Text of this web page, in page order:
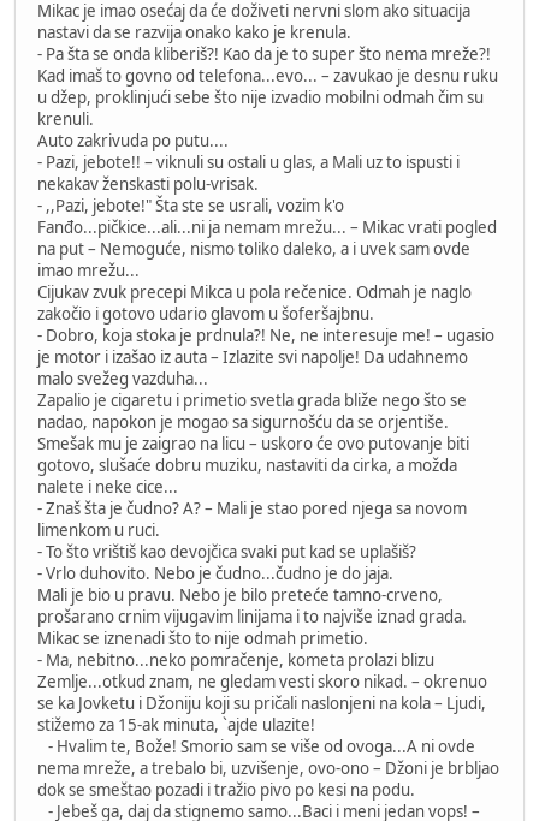
Mikac je imao osećaj da će doživeti nervni slom ako situacija
nastavi da se razvija onako kako je krenula.
- Pa šta se onda kliberiš?! Kao da je to super što nema mreže?!
Kad imaš to govno od telefona...evo... – zavukao je desnu ruku
u džep, proklinjući sebe što nije izvadio mobilni odmah čim su
krenuli.
Auto zakrivuda po putu....
- Pazi, jebote!! – viknuli su ostali u glas, a Mali uz to ispusti i
nekakav ženskasti polu-vrisak.
- ,,Pazi, jebote!" Šta ste se usrali, vozim k'o
Fanđo...pičkice...ali...ni ja nemam mrežu... – Mikac vrati pogled
na put – Nemoguće, nismo toliko daleko, a i uvek sam ovde
imao mrežu...
Cijukav zvuk precepi Mikca u pola rečenice. Odmah je naglo
zakočio i gotovo udario glavom u šoferšajbnu.
- Dobro, koja stoka je prdnula?! Ne, ne interesuje me! – ugasio
je motor i izašao iz auta – Izlazite svi napolje! Da udahnemo
malo svežeg vazduha...
Zapalio je cigaretu i primetio svetla grada bliže nego što se
nadao, napokon je mogao sa sigurnošću da se orjentiše.
Smešak mu je zaigrao na licu – uskoro će ovo putovanje biti
gotovo, slušaće dobru muziku, nastaviti da cirka, a možda
nalete i neke cice...
- Znaš šta je čudno? A? – Mali je stao pored njega sa novom
limenkom u ruci.
- To što vrištiš kao devojčica svaki put kad se uplašiš?
- Vrlo duhovito. Nebo je čudno...čudno je do jaja.
Mali je bio u pravu. Nebo je bilo preteće tamno-crveno,
prošarano crnim vijugavim linijama i to najviše iznad grada.
Mikac se iznenadi što to nije odmah primetio.
- Ma, nebitno...neko pomračenje, kometa prolazi blizu
Zemlje...otkud znam, ne gledam vesti skoro nikad. – okrenuo
se ka Jovketu i Džoniju koji su pričali naslonjeni na kola – Ljudi,
stižemo za 15-ak minuta, `ajde ulazite!
- Hvalim te, Bože! Smorio sam se više od ovoga...A ni ovde
nema mreže, a trebalo bi, uzvišenje, ovo-ono – Džoni je brbljao
dok se smeštao pozadi i tražio pivo po kesi na podu.
- Jebeš ga, daj da stignemo samo...Baci i meni jedan vops! –